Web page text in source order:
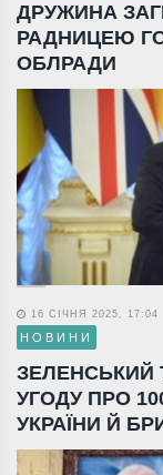
ДРУЖИНА
РАДНИЦЕЮ
ОБЛРАДИ
16 СІЧНЯ 2025, 17:04
НОВИНИ
ЗЕЛЕНСЬКИЙ
УГОДУ ПРО
УКРАЇНИ Й